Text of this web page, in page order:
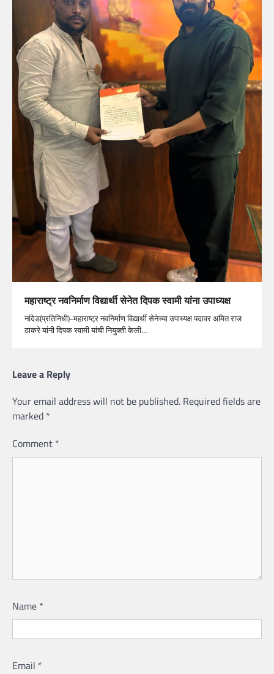
महाराष्ट्र नवनिर्माण विद्यार्थी सेनेत दिपक स्वामी यांना उपाध्यक्ष
नांदेड(प्रतिनिधी)-महाराष्ट्र नवनिर्माण विद्यार्थी सेनेच्या उपाध्यक्ष पदावर अमित राज
ठाकरे यांनी दिपक स्वामी यांची नियुक्ती केली…
Leave a Reply
Your email address will not be published. Required fields are
marked *
Comment *
Name *
Email *